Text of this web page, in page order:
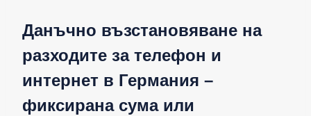
Данъчно възстановяване на
разходите за телефон и
интернет в Германия –
фиксирана сума или